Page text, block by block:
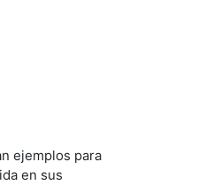
ejemplos para
en sus